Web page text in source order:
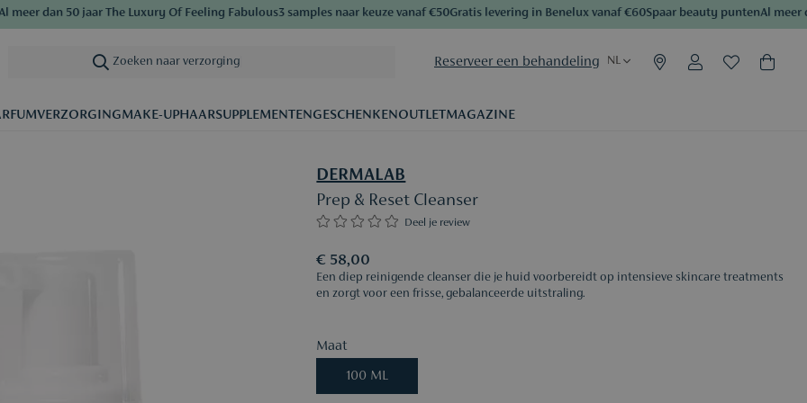
dan 50 jaar The Luxury Of Feeling Fabulous3 samples naar keuze vanaf €50Gratis levering in Benelux vanaf €60Spaar beauty puntenAl meer dan
Zoeken naar verzorging| Reserveer een behandeling NL
VERZORGINGMAKE-UPHAARSUPPLEMENTENGESCHENKENOUTLETMAGAZINE
DERMALAB
Prep & Reset Cleanser
Deel je review
€ 58,00
Een diep reinigende cleanser die je huid voorbereidt op intensieve skincare treatments
en zorgt voor een frisse, gebalanceerde uitstraling.
Maat
100 ML